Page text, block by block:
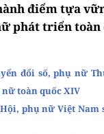
điểm tựa
phát triển
đổi số, phụ nữ
toàn quốc XIV
phụ nữ Việt Nam